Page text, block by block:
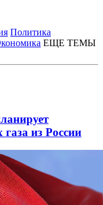
Политика
ЕЩЕ ТЕМЫ
газа из России